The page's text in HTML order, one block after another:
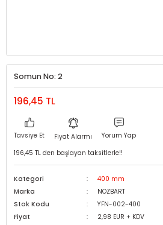
Somun No: 2
196,45 TL
Tavsiye Et Fiyat Alarmı
Yorum Yap
196,45 TL den başlayan taksitlerle!!
Kategori
400 mm
Marka
NOZBART
Stok Kodu
YFN-002-400
Fiyat
2,98 EUR + KDV